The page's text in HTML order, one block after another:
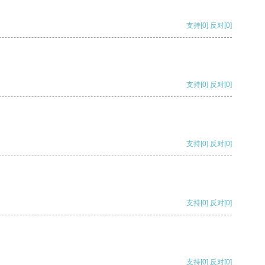
支持[0] 反对[0]
支持[0] 反对[0]
支持[0] 反对[0]
支持[0] 反对[0]
支持[0] 反对[0]